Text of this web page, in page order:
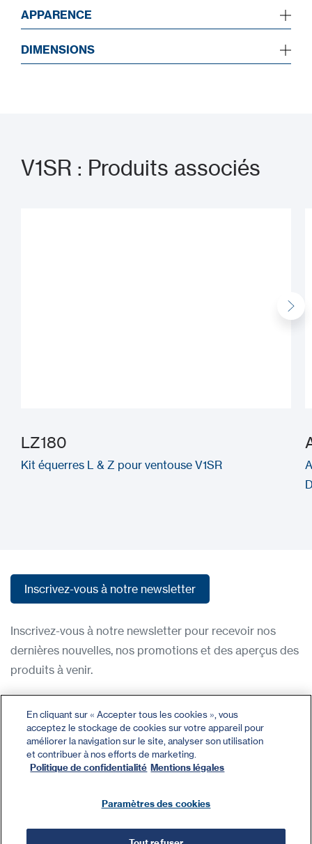
APPARENCE
DIMENSIONS
V1SR : Produits associés
LZ180
Kit équerres L & Z pour ventouse V1SR
Inscrivez-vous à notre newsletter
Inscrivez-vous à notre newsletter pour recevoir nos
dernières nouvelles, nos promotions et des aperçus des
produits à venir.
Condititions d'utilisation
Politique de confidentialité
Nous contacter
Se connecter
En cliquant sur « Accepter tous les cookies », vous
acceptez le stockage de cookies sur votre appareil pour
améliorer la navigation sur le site, analyser son utilisation
et contribuer à nos efforts de marketing.
Politique de confidentialité Mentions légales
Paramètres des cookies